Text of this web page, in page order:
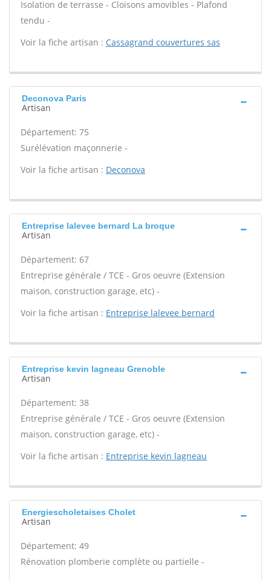
Isolation de terrasse - Cloisons amovibles - Plafond
tendu -
Voir la fiche artisan : Cassagrand couvertures sas
Deconova Paris
Artisan
Département: 75
Surélévation maçonnerie -
Voir la fiche artisan : Deconova
Entreprise lalevee bernard La broque
Artisan
Département: 67
Entreprise générale / TCE - Gros oeuvre (Extension
maison, construction garage, etc) -
Voir la fiche artisan : Entreprise lalevee bernard
Entreprise kevin lagneau Grenoble
Artisan
Département: 38
Entreprise générale / TCE - Gros oeuvre (Extension
maison, construction garage, etc) -
Voir la fiche artisan : Entreprise kevin lagneau
Energiescholetaises Cholet
Artisan
Département: 49
Rénovation plomberie complète ou partielle -